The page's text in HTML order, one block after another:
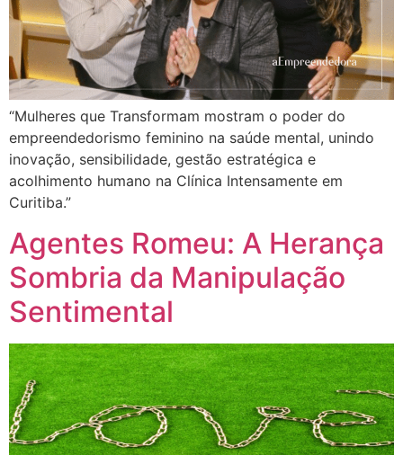
“Mulheres que Transformam mostram o poder do
empreendedorismo feminino na saúde mental, unindo
inovação, sensibilidade, gestão estratégica e
acolhimento humano na Clínica Intensamente em
Curitiba.”
Agentes Romeu: A Herança
Sombria da Manipulação
Sentimental